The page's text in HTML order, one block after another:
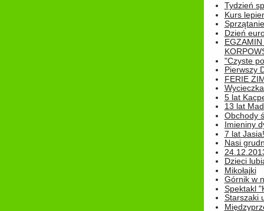
Tydzień
Kurs
Dzień
"Czyste
Pierwszy
FERIE
5 lat
13 lat
Obchody
Imieniny
7 lat Jasia!
Nasi
Dzieci
Mikołajki
Górnik w
Spektakl
Starszaki